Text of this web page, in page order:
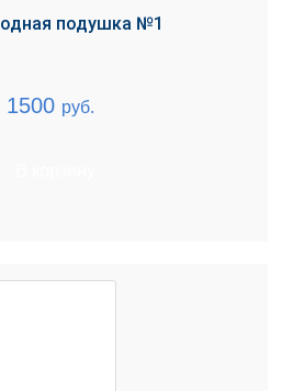
подушка №1
1500 руб.